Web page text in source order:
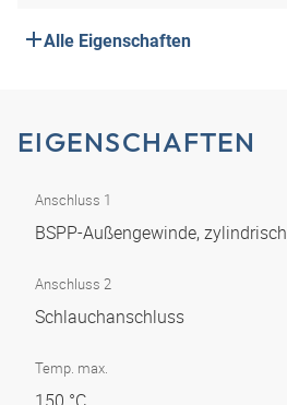
Alle Eigenschaften
EIGENSCHAFTEN
Anschluss 1
BSPP-Außengewinde, zylindrisch
Anschluss 2
Schlauchanschluss
Temp. max.